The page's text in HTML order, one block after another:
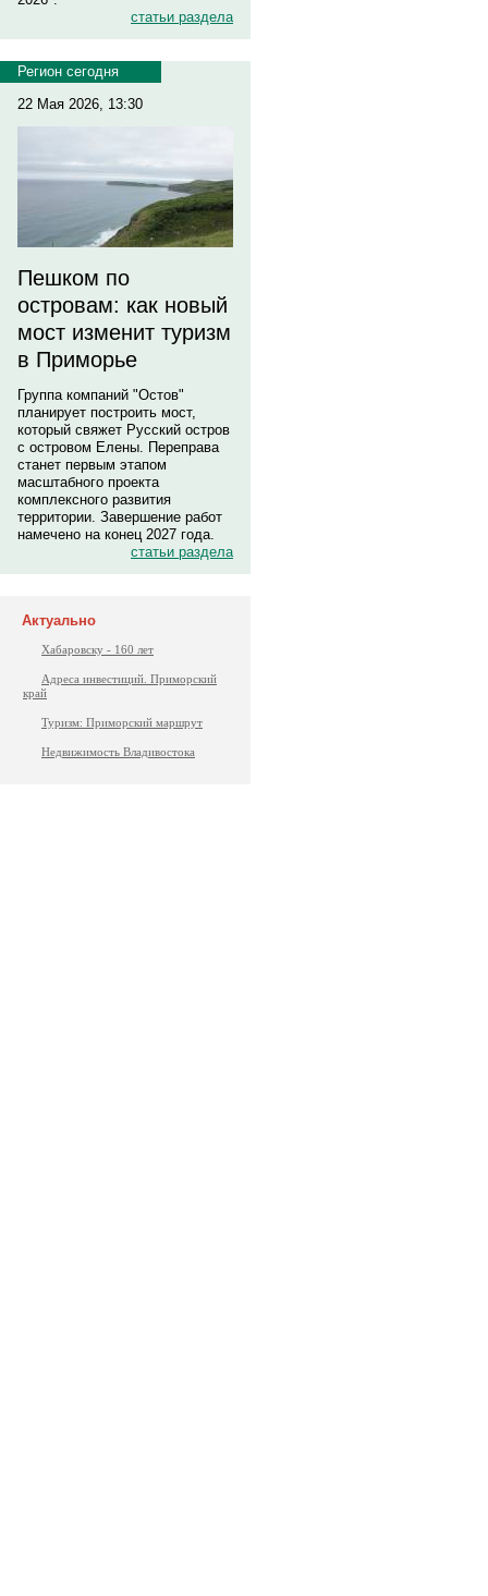
статьи раздела
Регион сегодня
22 Мая 2026, 13:30
Пешком по
островам: как новый
мост изменит туризм
в Приморье
Группа компаний "Остов"
планирует построить мост,
который свяжет Русский остров
с островом Елены. Переправа
станет первым этапом
масштабного проекта
комплексного развития
территории. Завершение работ
намечено на конец 2027 года.
статьи раздела
Актуально
Хабаровску - 160 лет
Адреса инвестиций. Приморский
край
Туризм: Приморский маршрут
Недвижимость Владивостока